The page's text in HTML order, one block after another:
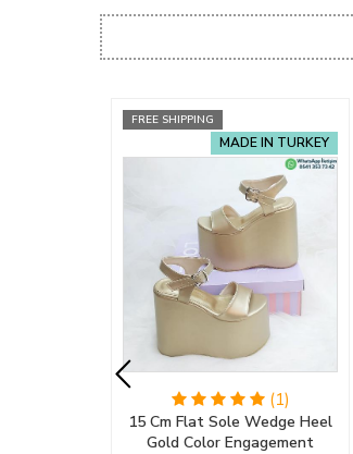
FREE SHIPPING
MADE IN TURKEY
(1)
15 Cm Flat Sole Wedge Heel
Gold Color Engagement